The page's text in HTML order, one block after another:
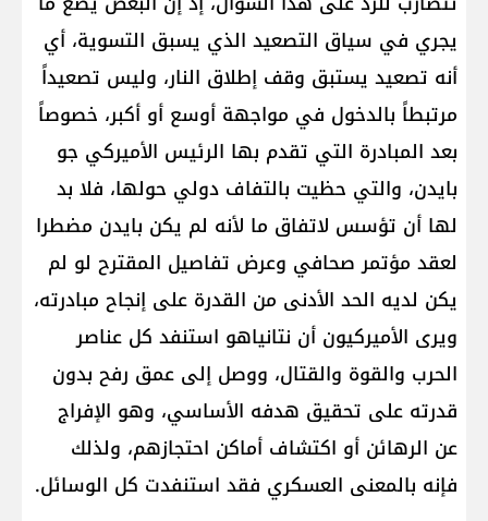
يجري في سياق التصعيد الذي يسبق التسوية، أي
أنه تصعيد يستبق وقف إطلاق النار، وليس تصعيداً
مرتبطاً بالدخول في مواجهة أوسع أو أكبر، خصوصاً
بعد المبادرة التي تقدم بها الرئيس الأميركي جو
بايدن، والتي حظيت بالتفاف دولي حولها، فلا بد
لها أن تؤسس لاتفاق ما لأنه لم يكن بايدن مضطرا
لعقد مؤتمر صحافي وعرض تفاصيل المقترح لو لم
يكن لديه الحد الأدنى من القدرة على إنجاح مبادرته،
ويرى الأميركيون أن نتانياهو استنفد كل عناصر
الحرب والقوة والقتال، ووصل إلى عمق رفح بدون
قدرته على تحقيق هدفه الأساسي، وهو الإفراج
عن الرهائن أو اكتشاف أماكن احتجازهم، ولذلك
فإنه بالمعنى العسكري فقد استنفدت كل الوسائل.